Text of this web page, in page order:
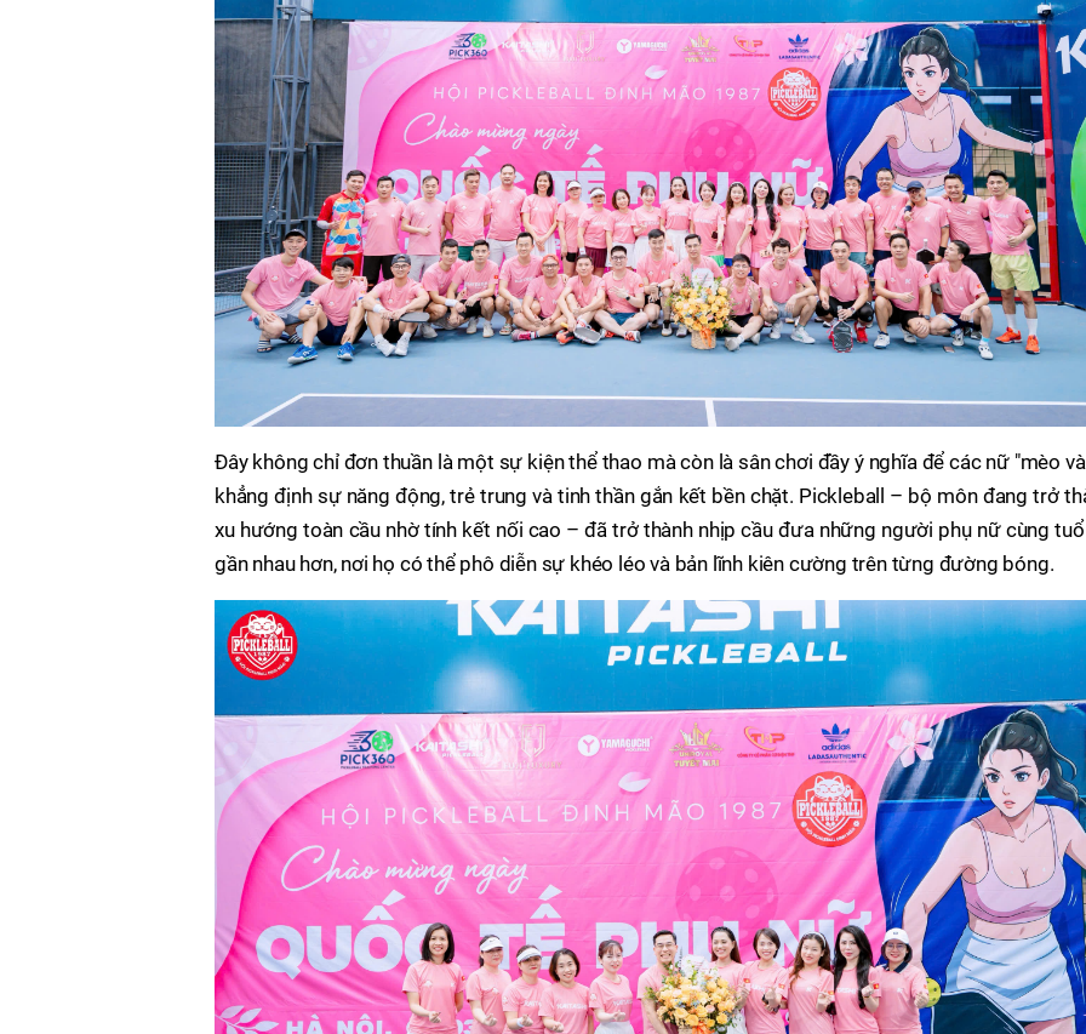
Đây không chỉ đơn thuần là một sự kiện thể thao mà còn là sân chơi đầy ý nghĩa để các nữ "mèo
khẳng định sự năng động, trẻ trung và tinh thần gắn kết bền chặt. Pickleball – bộ môn đang trở
xu hướng toàn cầu nhờ tính kết nối cao – đã trở thành nhịp cầu đưa những người phụ nữ cùng
gần nhau hơn, nơi họ có thể phô diễn sự khéo léo và bản lĩnh kiên cường trên từng đường bóng.